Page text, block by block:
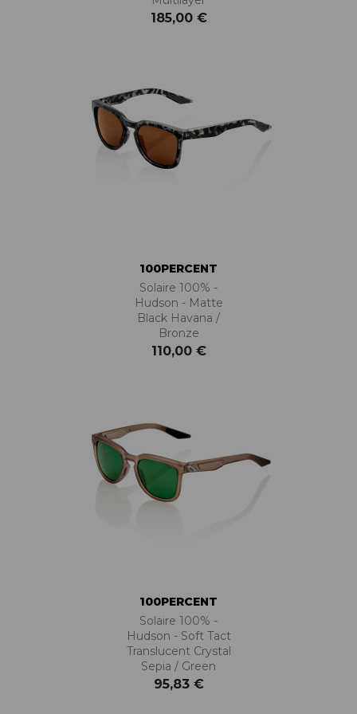
185,00 €
100PERCENT
Solaire 100% -
Hudson - Matte
Black Havana /
Bronze
110,00 €
100PERCENT
Solaire 100% -
Hudson - Soft Tact
Translucent Crystal
Sepia / Green
95,83 €